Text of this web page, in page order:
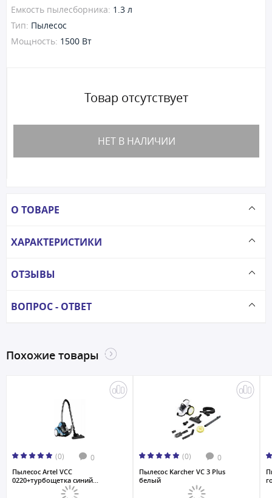
Емкость пылесборника: 1.3 л
Тип: Пылесос
Мощность: 1500 Вт
Товар отсутствует
НЕТ В НАЛИЧИИ
О ТОВАРЕ
ХАРАКТЕРИСТИКИ
ОТЗЫВЫ
ВОПРОС - ОТВЕТ
Похожие товары
(0) 0
Пылесос Artel VCC
0220+турбощетка синий...
(0) 0
Пылесос Karcher VC 3 Plus
белый